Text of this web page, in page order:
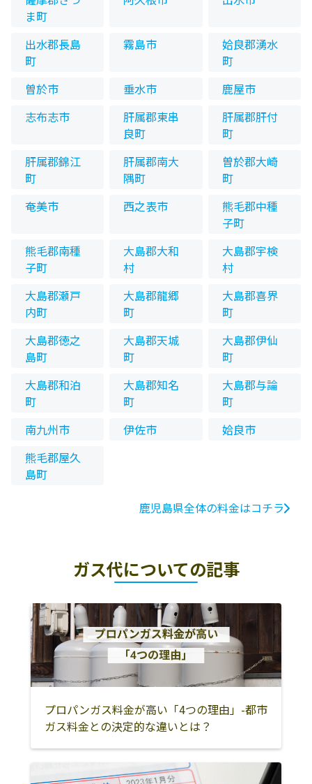
ま町
出水郡長島
町
霧島市
姶良郡湧水
町
曽於市
垂水市
鹿屋市
志布志市
肝属郡東串
良町
肝属郡肝付
町
肝属郡錦江
町
肝属郡南大
隅町
曽於郡大崎
町
奄美市
西之表市
熊毛郡中種
子町
熊毛郡南種
子町
大島郡大和
村
大島郡宇検
村
大島郡瀬戸
内町
大島郡龍郷
町
大島郡喜界
町
大島郡徳之
島町
大島郡天城
町
大島郡伊仙
町
大島郡和泊
町
大島郡知名
町
大島郡与論
町
南九州市
伊佐市
姶良市
熊毛郡屋久
島町
鹿児島県全体の料金はコチラ
ガス代についての記事
プロパンガス料金が高い「4つの理由」-都市
ガス料金との決定的な違いとは？